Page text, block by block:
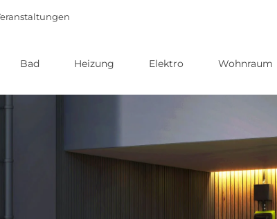
Bad Heizung Elektro Wohnraum